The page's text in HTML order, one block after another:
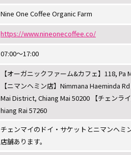
Nine One Coffee Organic Farm
https://www.nineonecoffee.co/
07:00～17:00
【オーガニックファーム&カフェ】118,
【ニマンヘミン店】Nimmana Haeminda
Mai District, Chiang Mai 50200 【チェンラ
hiang Rai 57260
チェンマイのドイ・サケットとニマンヘミ
店舗あります。